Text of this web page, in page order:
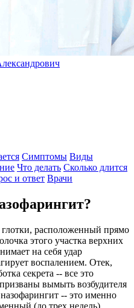
Симптомы Виды
Что делать Сколько длится
и ответ Врачи
расположенный прямо
этого участка верхних
на себя удар
воспалением. Отек,
секрета -- все это
вымыть возбудителя
-- это именно
(до трех недель),